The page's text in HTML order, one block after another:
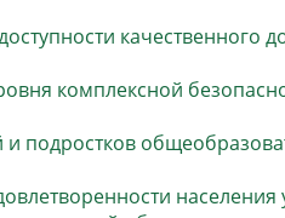
качественного
комплексной
и подростков
населения